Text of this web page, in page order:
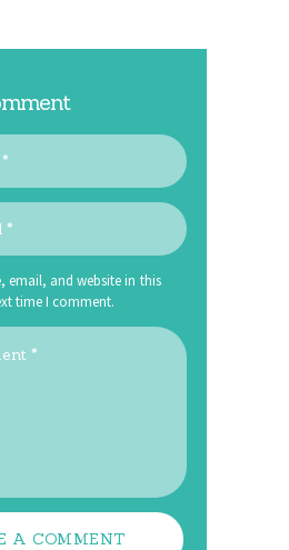
email, and website in this
time I comment.